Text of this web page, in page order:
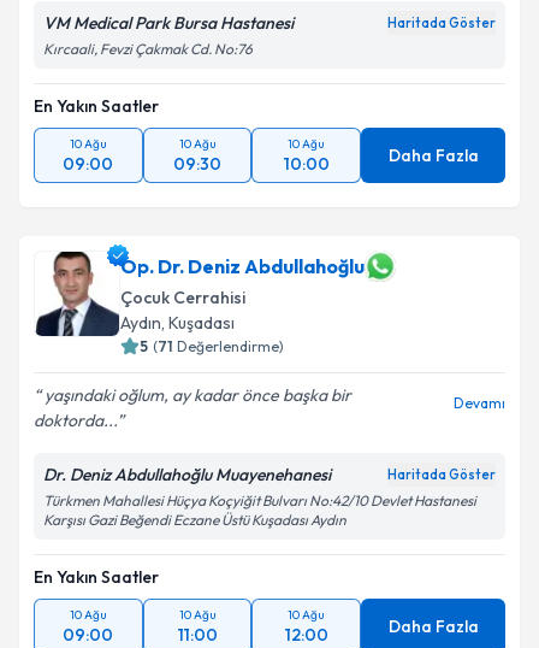
VM Medical Park Bursa Hastanesi Haritada Göster
Kırcaali, Fevzi Çakmak Cd. No:76
En Yakın Saatler
10 Ağu
09:00
10 Ağu
09:30
10 Ağu
10:00 Daha Fazla
Op. Dr. Deniz Abdullahoğlu
Çocuk Cerrahisi
Aydın, Kuşadası
5 (71 Değerlendirme)
yaşındaki oğlum, ay kadar önce başka bir
doktorda...
Devamı
Dr. Deniz Abdullahoğlu Muayenehanesi Haritada Göster
Türkmen Mahallesi Hüçya Koçyiğit Bulvarı No:42/10 Devlet Hastanesi
Karşısı Gazi Beğendi Eczane Üstü Kuşadası Aydın
En Yakın Saatler
10 Ağu
09:00
10 Ağu
11:00
10 Ağu
12:00 Daha Fazla